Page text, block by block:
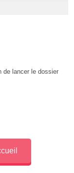
de lancer le dossier